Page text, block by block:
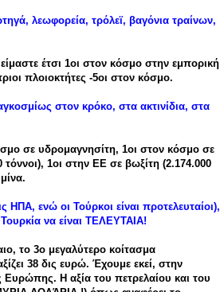
λεωφορεία, τρόλεϊ, βαγόνια τραίνων,
έτσι 1οι στον κόσμο στην εμπορική
πλοιοκτήτες -5οι στον κόσμο.
στον κρόκο, στα ακτινίδια, στα
σε υδρομαγνησίτη, 1οι στον κόσμο σε
1οι στην ΕΕ σε βωξίτη (2.174.000
ενώ οι Τούρκοι είναι προτελευταίοι),
να είναι ΤΕΛΕΥΤΑΙΑ!
το 3ο μεγαλύτερο κοίτασμα
38 δις ευρώ. Έχουμε εκεί, στην
Η αξία του πετρελαίου και του